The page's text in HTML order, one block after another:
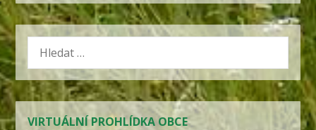
VYHLEDÁVÁNÍ
VIRTUÁLNÍ PROHLÍDKA OBCE